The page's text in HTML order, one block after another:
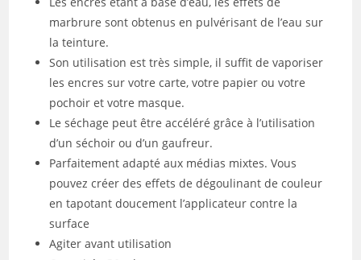
marbrure sont obtenus en pulvérisant de l’eau sur
la teinture.
Son utilisation est très simple, il suffit de vaporiser
les encres sur votre carte, votre papier ou votre
pochoir et votre masque.
Le séchage peut être accéléré grâce à l’utilisation
d’un séchoir ou d’un gaufreur.
Parfaitement adapté aux médias mixtes. Vous
pouvez créer des effets de dégoulinant de couleur
en tapotant doucement l’applicateur contre la
surface
Agiter avant utilisation